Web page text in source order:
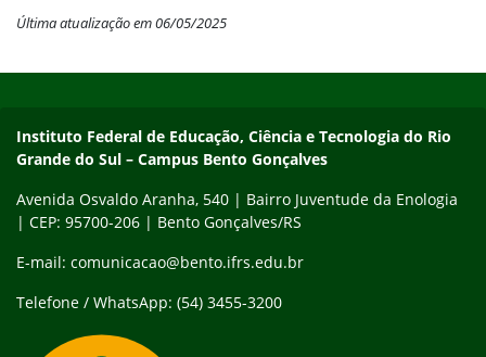
Última atualização em 06/05/2025
Contato
Instituto Federal de Educação, Ciência e Tecnologia do Rio
Grande do Sul – Campus Bento Gonçalves
Avenida Osvaldo Aranha, 540 | Bairro Juventude da Enologia
| CEP: 95700-206 | Bento Gonçalves/RS
E-mail: comunicacao@bento.ifrs.edu.br
Telefone / WhatsApp: (54) 3455-3200